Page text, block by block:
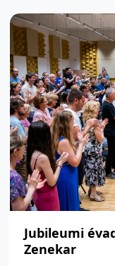
Jubileumi
Zenekar